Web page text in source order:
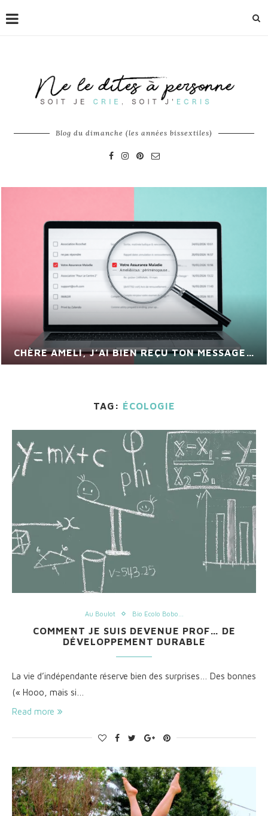
Blog du dimanche (les années bissextiles)
CHÈRE AMELI, J’AI BIEN REÇU TON MESSAGE…
TAG: ÉCOLOGIE
Au Boulot Bio Ecolo Bobo...
COMMENT JE SUIS DEVENUE PROF… DE
DÉVELOPPEMENT DURABLE
La vie d’indépendante réserve bien des surprises… Des bonnes
(« Hooo, mais si…
Read more